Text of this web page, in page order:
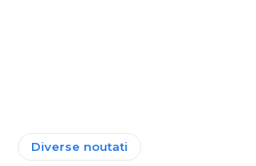
Diverse noutati